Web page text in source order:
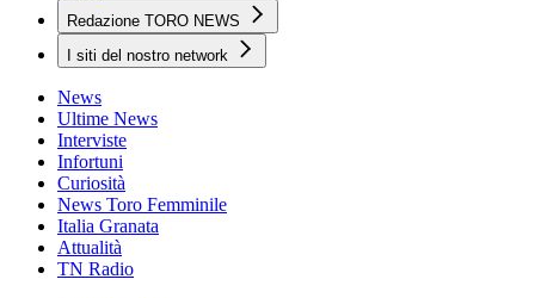
Redazione TORO NEWS
I siti del nostro network
News
Ultime News
Interviste
Infortuni
Curiosità
News Toro Femminile
Italia Granata
Attualità
TN Radio